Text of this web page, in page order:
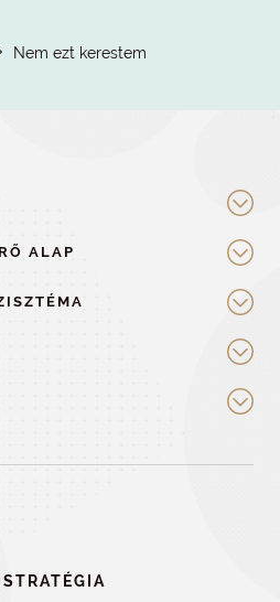
Nem ezt kerestem
ALAP